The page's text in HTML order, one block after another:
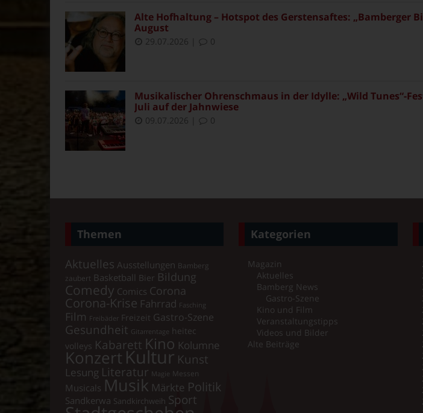
Alte Hofhaltung – Hotspot des Gerstensaftes: „Bamberger
August
29.07.2026 0
Musikalischer Ohrenschmaus in der Idylle: „Wild Tunes“-
Juli auf der Jahnwiese
09.07.2026 0
Themen
Aktuelles Ausstellungen Bamberg
zaubert Basketball Bier Bildung
Comedy Comics Corona
Corona-Krise Fahrrad Fasching
Film Freibäder Freizeit Gastro-Szene
Gesundheit Gitarrentage heitec
volleys Kabarett Kino Kolumne
Konzert Kultur Kunst
Lesung Literatur Magie Messen
Musicals Musik Märkte Politik
Sandkerwa Sandkirchweih Sport
Kategorien
Magazin
Aktuelles
Bamberg News
Gastro-Szene
Kino und Film
Veranstaltungstipps
Videos und Bilder
Alte Beiträge